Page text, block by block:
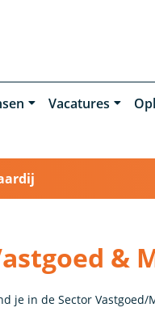
Vacatures
&
je in de Sector Vastgoed/